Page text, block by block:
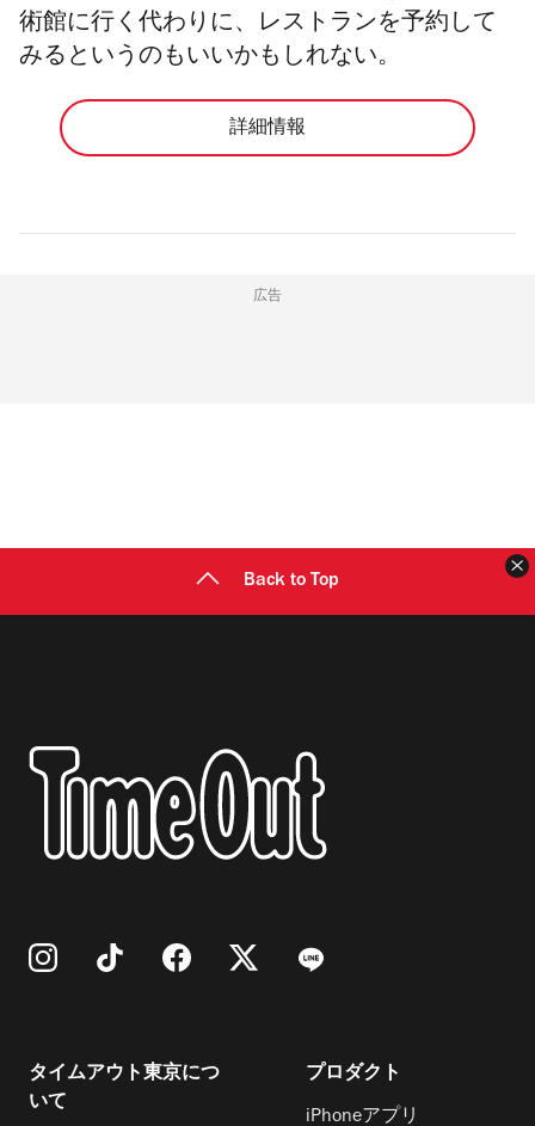
術館に行く代わりに、レストランを予約して
みるというのもいいかもしれない。
詳細情報
広告
Back to Top
タイムアウト東京につ
いて
プロダクト
iPhoneアプリ